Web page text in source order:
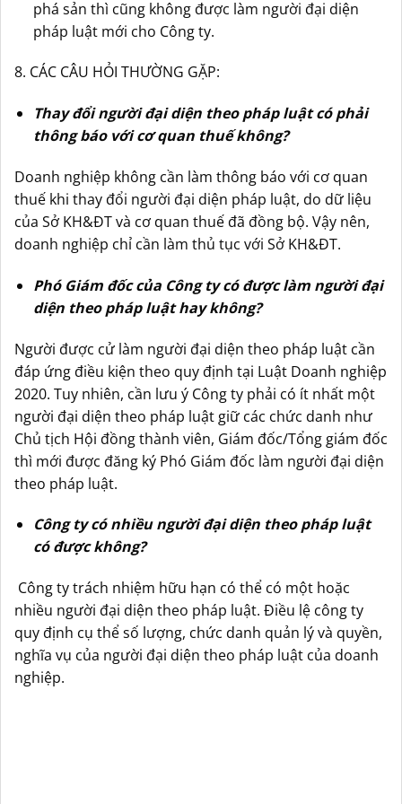
phá sản thì cũng không được làm người đại diện
pháp luật mới cho Công ty.
8. CÁC CÂU HỎI THƯỜNG GẶP:
Thay đổi người đại diện theo pháp luật có phải
thông báo với cơ quan thuế không?
Doanh nghiệp không cần làm thông báo với cơ quan
thuế khi thay đổi người đại diện pháp luật, do dữ liệu
của Sở KH&ĐT và cơ quan thuế đã đồng bộ. Vậy nên,
doanh nghiệp chỉ cần làm thủ tục với Sở KH&ĐT.
Phó Giám đốc của Công ty có được làm người đại
diện theo pháp luật hay không?
Người được cử làm người đại diện theo pháp luật cần
đáp ứng điều kiện theo quy định tại Luật Doanh nghiệp
2020. Tuy nhiên, cần lưu ý Công ty phải có ít nhất một
người đại diện theo pháp luật giữ các chức danh như
Chủ tịch Hội đồng thành viên, Giám đốc/Tổng giám đốc
thì mới được đăng ký Phó Giám đốc làm người đại diện
theo pháp luật.
Công ty có nhiều người đại diện theo pháp luật
có được không?
Công ty trách nhiệm hữu hạn có thể có một hoặc
nhiều người đại diện theo pháp luật. Điều lệ công ty
quy định cụ thể số lượng, chức danh quản lý và quyền,
nghĩa vụ của người đại diện theo pháp luật của doanh
nghiệp.